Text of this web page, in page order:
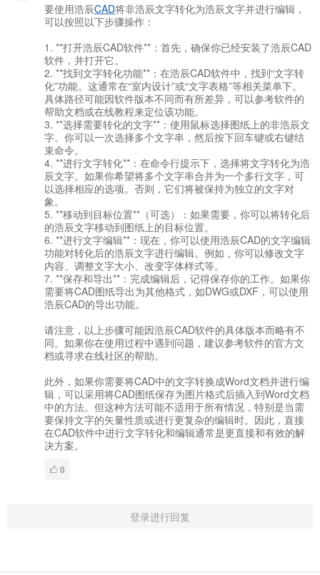
要使用浩辰CAD将非浩辰文字转化为浩辰文字并进行编辑，
可以按照以下步骤操作：
1. **打开浩辰CAD软件**：首先，确保你已经安装了浩辰CAD
软件，并打开它。
2. **找到文字转化功能**：在浩辰CAD软件中，找到“文字转
化”功能。这通常在“室内设计”或“文字表格”等相关菜单下。
具体路径可能因软件版本不同而有所差异，可以参考软件的
帮助文档或在线教程来定位该功能。
3. **选择需要转化的文字**：使用鼠标选择图纸上的非浩辰文
字。你可以一次选择多个文字串，然后按下回车键或右键结
束命令。
4. **进行文字转化**：在命令行提示下，选择将文字转化为浩
辰文字。如果你希望将多个文字串合并为一个多行文字，可
以选择相应的选项。否则，它们将被保持为独立的文字对
象。
5. **移动到目标位置**（可选）：如果需要，你可以将转化后
的浩辰文字移动到图纸上的目标位置。
6. **进行文字编辑**：现在，你可以使用浩辰CAD的文字编辑
功能对转化后的浩辰文字进行编辑。例如，你可以修改文字
内容、调整文字大小、改变字体样式等。
7. **保存和导出**：完成编辑后，记得保存你的工作。如果你
需要将CAD图纸导出为其他格式，如DWG或DXF，可以使用
浩辰CAD的导出功能。
请注意，以上步骤可能因浩辰CAD软件的具体版本而略有不
同。如果你在使用过程中遇到问题，建议参考软件的官方文
档或寻求在线社区的帮助。
此外，如果你需要将CAD中的文字转换成Word文档并进行编
辑，可以采用将CAD图纸保存为图片格式后插入到Word文档
中的方法。但这种方法可能不适用于所有情况，特别是当需
要保持文字的矢量性质或进行更复杂的编辑时。因此，直接
在CAD软件中进行文字转化和编辑通常是更直接和有效的解
决方案。
0
登录进行回复